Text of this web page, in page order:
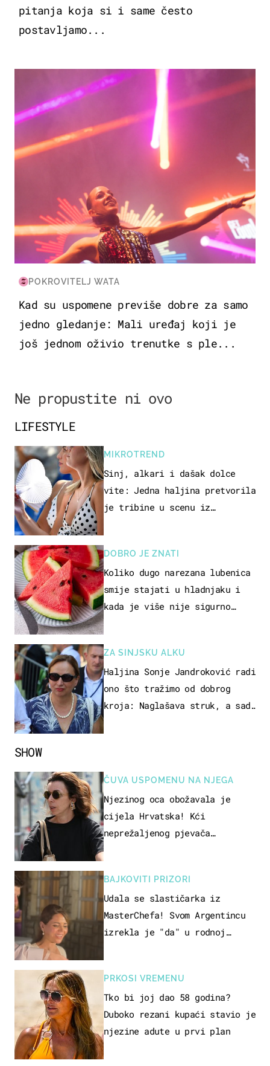
pitanja koja si i same često
postavljamo...
KULTURA & ZABAVA
POKROVITELJ WATA
Kad su uspomene previše dobre za samo
jedno gledanje: Mali uređaj koji je
još jednom oživio trenutke s ple...
Ne propustite ni ovo
SHOW
ČUVA USPOMENU NA NJEGA
Njezinog oca obožavala je
cijela Hrvatska! Kći
neprežaljenog pjevača
BAJKOVITI PRIZORI
Udala se slastičarka iz
MasterChefa! Svom Argentincu
izrekla je "da" u rodnoj
PRKOSI VREMENU
Tko bi joj dao 58 godina?
Duboko rezani kupaći stavio je
njezine adute u prvi plan
LIFESTYLE
MIKROTREND
Sinj, alkari i dašak dolce
vite: Jedna haljina pretvorila
je tribine u scenu iz
DOBRO JE ZNATI
Koliko dugo narezana lubenica
smije stajati u hladnjaku i
kada je više nije sigurno
ZA SINJSKU ALKU
Haljina Sonje Jandroković radi
ono što tražimo od dobrog
kroja: Naglašava struk, a sada